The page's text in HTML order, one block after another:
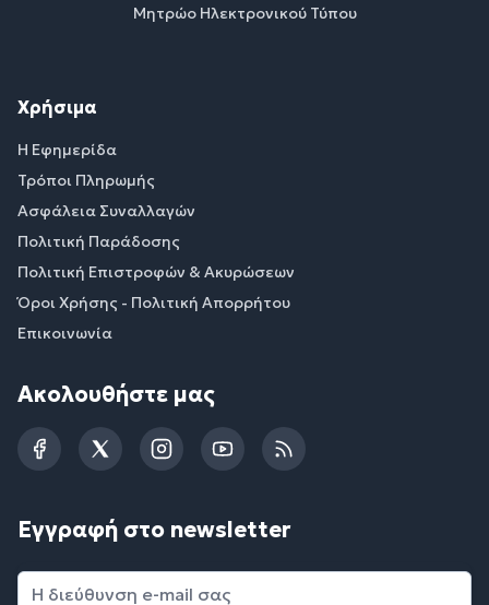
Μητρώο Ηλεκτρονικού Τύπου
Χρήσιμα
Η Εφημερίδα
Τρόποι Πληρωμής
Ασφάλεια Συναλλαγών
Πολιτική Παράδοσης
Πολιτική Επιστροφών & Ακυρώσεων
Όροι Χρήσης - Πολιτική Απορρήτου
Επικοινωνία
Ακολουθήστε μας
FacebookTwitterInstagramYouTubeRSS
Εγγραφή στο newsletter